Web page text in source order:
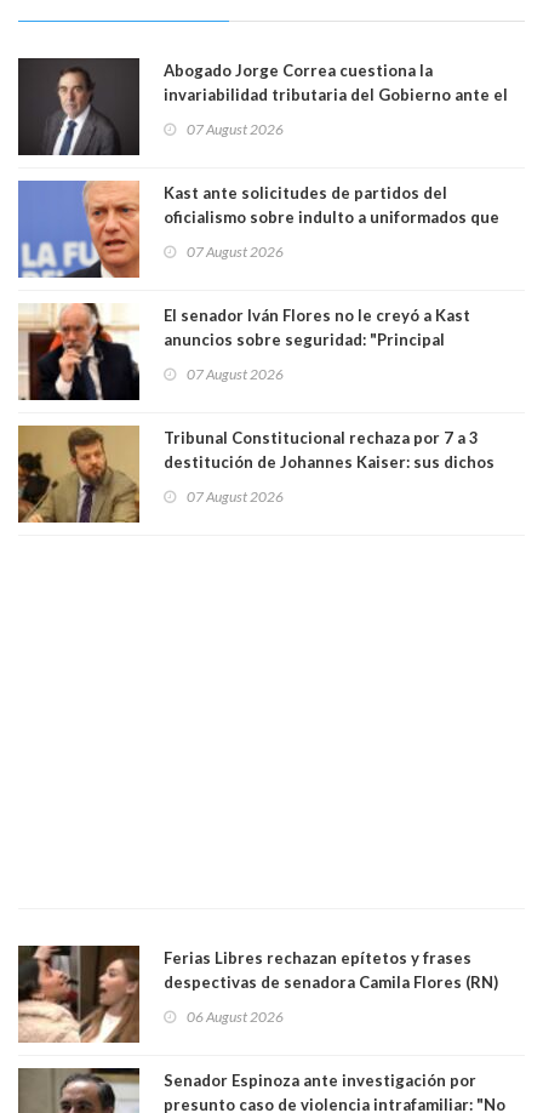
Abogado Jorge Correa cuestiona la
invariabilidad tributaria del Gobierno ante el
democracia” y "defendemos la alternancia en el
07 August 2026
Kast ante solicitudes de partidos del
oficialismo sobre indulto a uniformados que
07 August 2026
El senador Iván Flores no le creyó a Kast
anuncios sobre seguridad: "Principal
perseguir ruta del dinero y levantar secreto
07 August 2026
Tribunal Constitucional rechaza por 7 a 3
destitución de Johannes Kaiser: sus dichos
justicia constitucional porque no es diputado
07 August 2026
Ferias Libres rechazan epítetos y frases
despectivas de senadora Camila Flores (RN)
06 August 2026
Senador Espinoza ante investigación por
presunto caso de violencia intrafamiliar: "No